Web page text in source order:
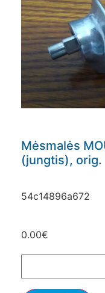
Mėsmalės
(jungtis), orig.
54c14896a672
0.00€